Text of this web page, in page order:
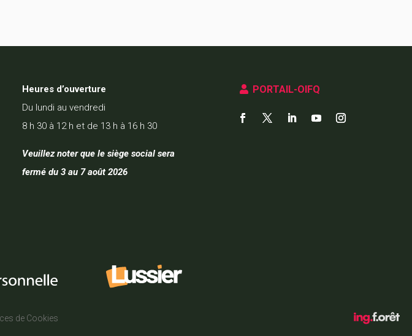
Heures d’ouverture
Du lundi au vendredi
8 h 30 à 12 h et de 13 h à 16 h 30
Veuillez noter que le siège social sera
fermé du 3 au 7 août 2026
PORTAIL-OIFQ
de Cookies